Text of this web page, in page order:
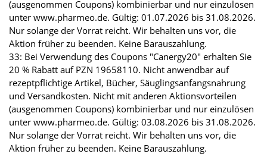
(ausgenommen Coupons) kombinierbar und nur einzulösen
unter www.pharmeo.de. Gültig: 01.07.2026 bis 31.08.2026.
Nur solange der Vorrat reicht. Wir behalten uns vor, die
Aktion früher zu beenden. Keine Barauszahlung.
33: Bei Verwendung des Coupons "Canergy20" erhalten Sie
20 % Rabatt auf PZN 19658110. Nicht anwendbar auf
rezeptpflichtige Artikel, Bücher, Säuglingsanfangsnahrung
und Versandkosten. Nicht mit anderen Aktionsvorteilen
(ausgenommen Coupons) kombinierbar und nur einzulösen
unter www.pharmeo.de. Gültig: 03.08.2026 bis 31.08.2026.
Nur solange der Vorrat reicht. Wir behalten uns vor, die
Aktion früher zu beenden. Keine Barauszahlung.